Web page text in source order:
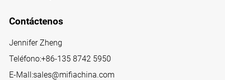
Contáctenos
Jennifer Zheng
Teléfono:+86-135 8742 5950
E-Mall:sales@mifiachina.com